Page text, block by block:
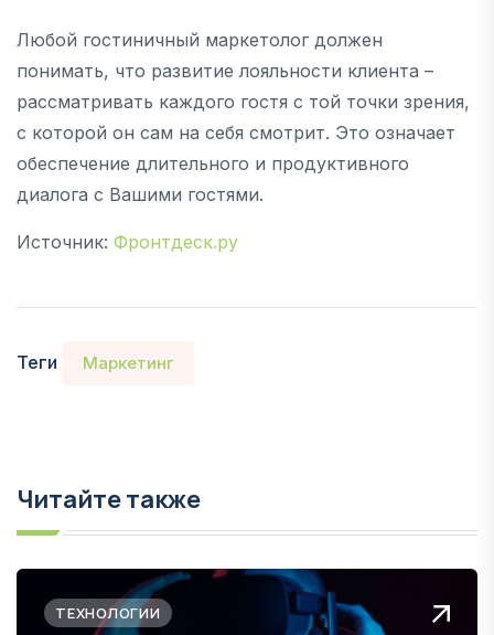
Любой гостиничный маркетолог должен
понимать, что развитие лояльности клиента –
рассматривать каждого гостя с той точки зрения,
с которой он сам на себя смотрит. Это означает
обеспечение длительного и продуктивного
диалога с Вашими гостями.
Источник: Фронтдеск.ру
Теги Маркетинг
Читайте также
ТЕХНОЛОГИИ